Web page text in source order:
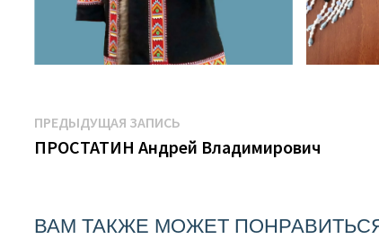
Навигация
по
ПРЕДЫДУЩАЯ ЗАПИСЬ
запись:
ПРОСТАТИН Андрей Владимирович
ВАМ ТАКЖЕ МОЖЕТ